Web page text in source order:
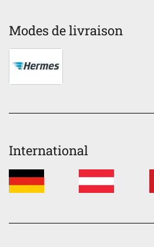
Modes de livraison
International